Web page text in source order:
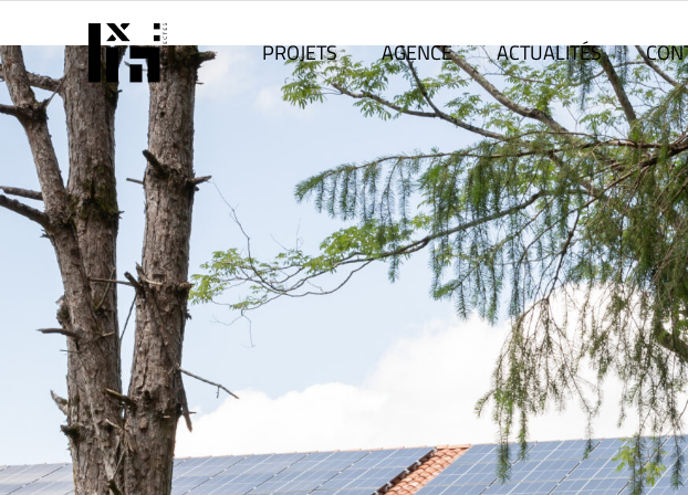
PROJETS AGENCE ACTUALITÉS